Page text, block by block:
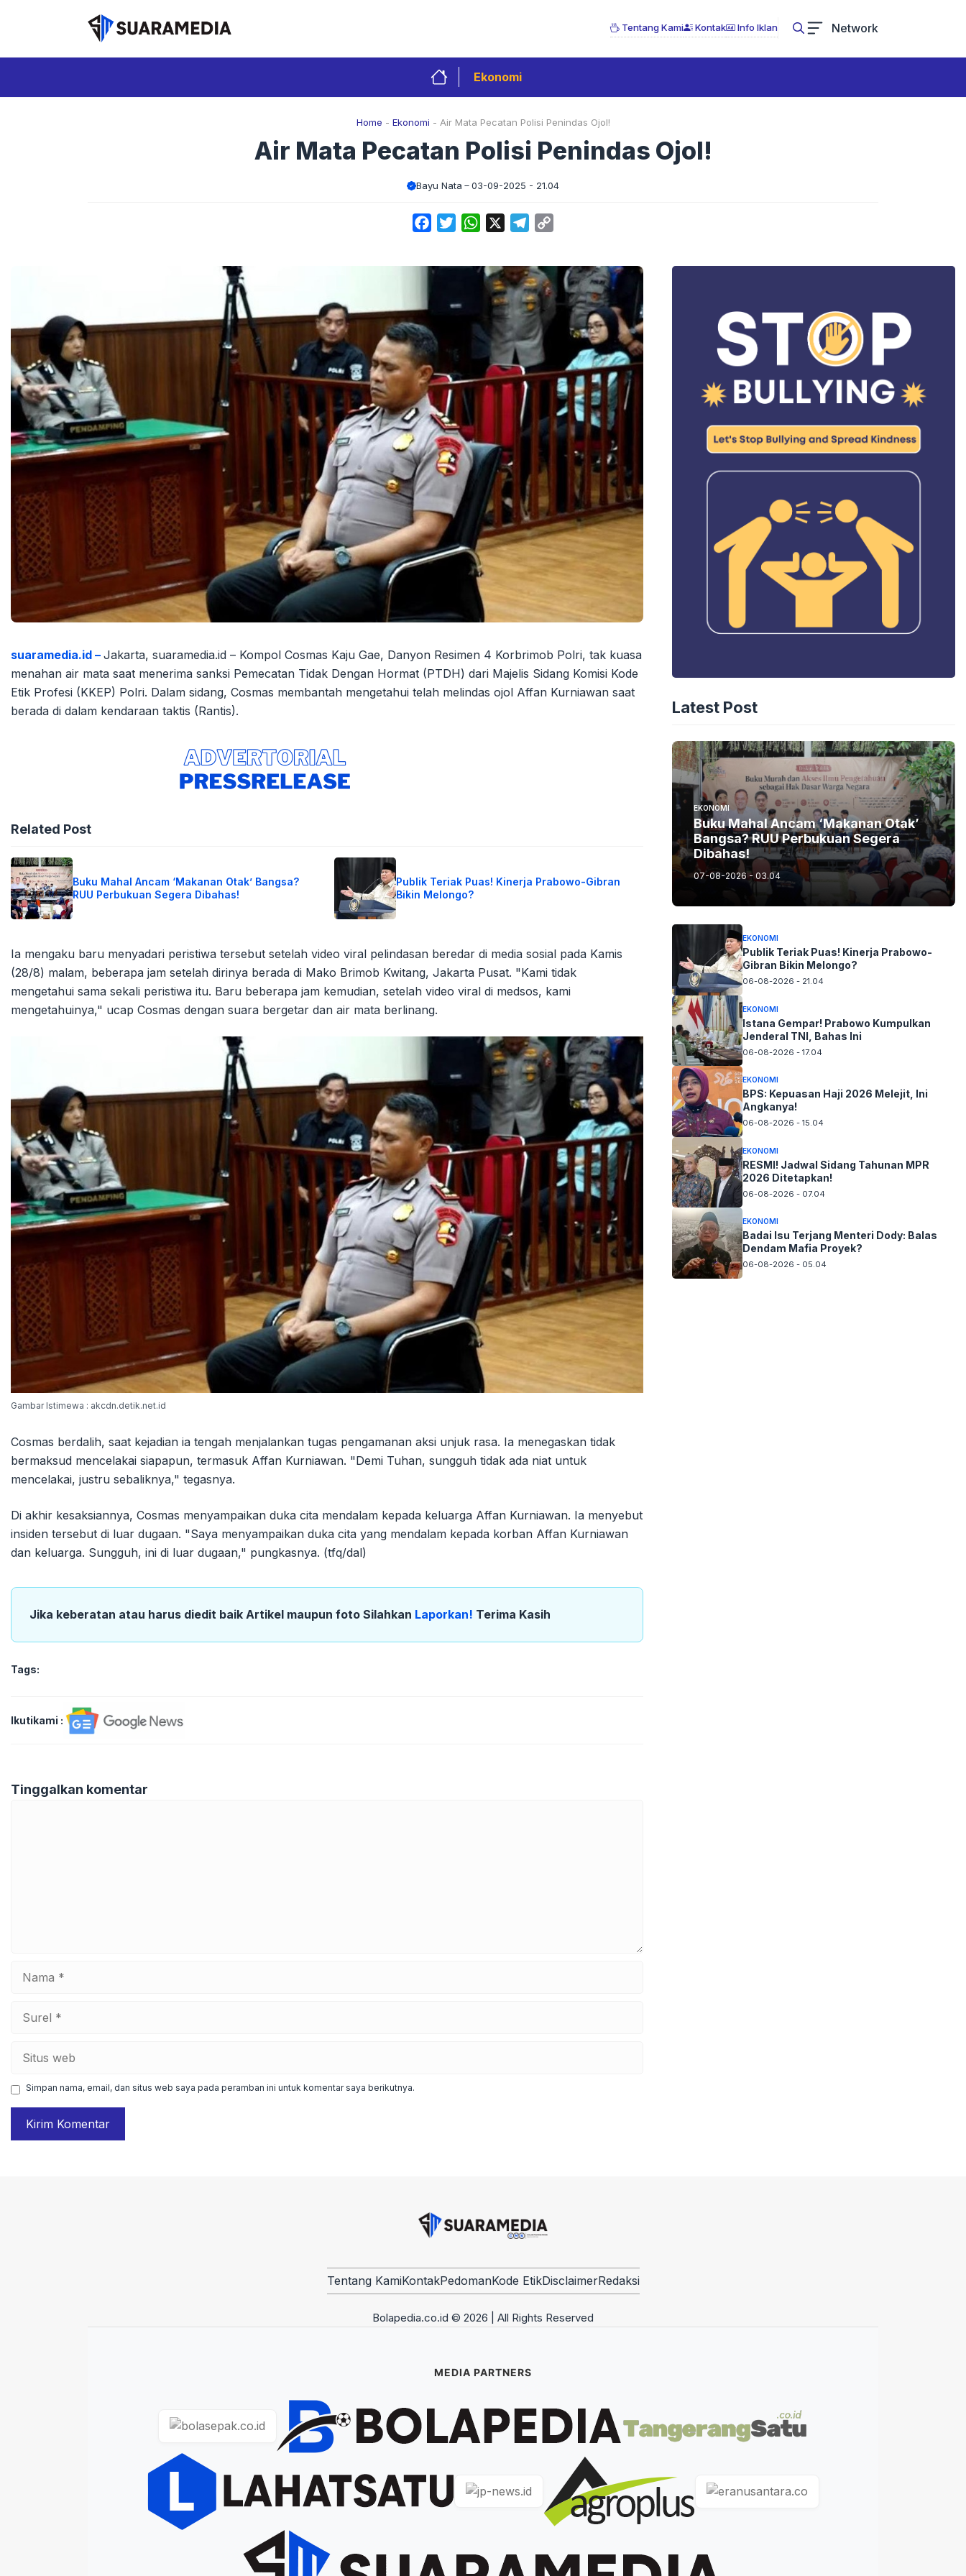
Tentang Kami Kontak Info Iklan Network
Ekonomi
Home - Ekonomi - Air Mata Pecatan Polisi Penindas Ojol!
Air Mata Pecatan Polisi Penindas Ojol!
Bayu Nata 03-09-2025 - 21.04
FacebookTwitterWhatsApp Telegram
suaramedia.id – Jakarta, suaramedia.id – Kompol Cosmas Kaju Gae, Danyon Resimen 4 Korbrimob Polri, tak kuasa
menahan air mata saat menerima sanksi Pemecatan Tidak Dengan Hormat (PTDH) dari Majelis Sidang Komisi Kode
Etik Profesi (KKEP) Polri. Dalam sidang, Cosmas membantah mengetahui telah melindas ojol Affan Kurniawan saat
berada di dalam kendaraan taktis (Rantis).
Related Post
Buku Mahal Ancam ‘Makanan Otak’ Bangsa?
RUU Perbukuan Segera Dibahas!
Publik Teriak Puas! Kinerja Prabowo-Gibran
Bikin Melongo?
Ia mengaku baru menyadari peristiwa tersebut setelah video viral pelindasan beredar di media sosial pada Kamis
(28/8) malam, beberapa jam setelah dirinya berada di Mako Brimob Kwitang, Jakarta Pusat. "Kami tidak
mengetahui sama sekali peristiwa itu. Baru beberapa jam kemudian, setelah video viral di medsos, kami
mengetahuinya," ucap Cosmas dengan suara bergetar dan air mata berlinang.
Gambar Istimewa : akcdn.detik.net.id
Cosmas berdalih, saat kejadian ia tengah menjalankan tugas pengamanan aksi unjuk rasa. Ia menegaskan tidak
bermaksud mencelakai siapapun, termasuk Affan Kurniawan. "Demi Tuhan, sungguh tidak ada niat untuk
mencelakai, justru sebaliknya," tegasnya.
Di akhir kesaksiannya, Cosmas menyampaikan duka cita mendalam kepada keluarga Affan Kurniawan. Ia menyebut
insiden tersebut di luar dugaan. "Saya menyampaikan duka cita yang mendalam kepada korban Affan Kurniawan
dan keluarga. Sungguh, ini di luar dugaan," pungkasnya. (tfq/dal)
Jika keberatan atau harus diedit baik Artikel maupun foto Silahkan Laporkan! Terima Kasih
Tags:
Ikutikami :
Tinggalkan komentar
web
Simpan nama, email, dan situs web saya pada peramban ini untuk komentar saya berikutnya.
Latest Post
EKONOMI
Buku Mahal Ancam ‘Makanan Otak’
Bangsa? RUU Perbukuan Segera
Dibahas!
07-08-2026 - 03.04
EKONOMI
Publik Teriak Puas! Kinerja Prabowo-
Gibran Bikin Melongo?
06-08-2026 - 21.04
EKONOMI
Istana Gempar! Prabowo Kumpulkan
Jenderal TNI, Bahas Ini
06-08-2026 - 17.04
EKONOMI
BPS: Kepuasan Haji 2026 Melejit, Ini
Angkanya!
06-08-2026 - 15.04
EKONOMI
RESMI! Jadwal Sidang Tahunan MPR
2026 Ditetapkan!
06-08-2026 - 07.04
EKONOMI
Badai Isu Terjang Menteri Dody: Balas
Dendam Mafia Proyek?
06-08-2026 - 05.04
Tentang KamiKontakPedomanKode EtikDisclaimerRedaksi
Bolapedia.co.id © 2026 | All Rights Reserved
MEDIA PARTNERS